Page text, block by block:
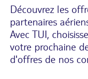
Découvrez les
partenaires
Avec TUI,
votre prochaine
d'offres de nos